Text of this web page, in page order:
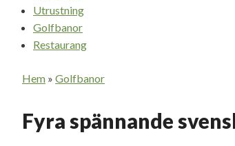
Utrustning
Golfbanor
Restaurang
Hem » Golfbanor
Fyra spännande